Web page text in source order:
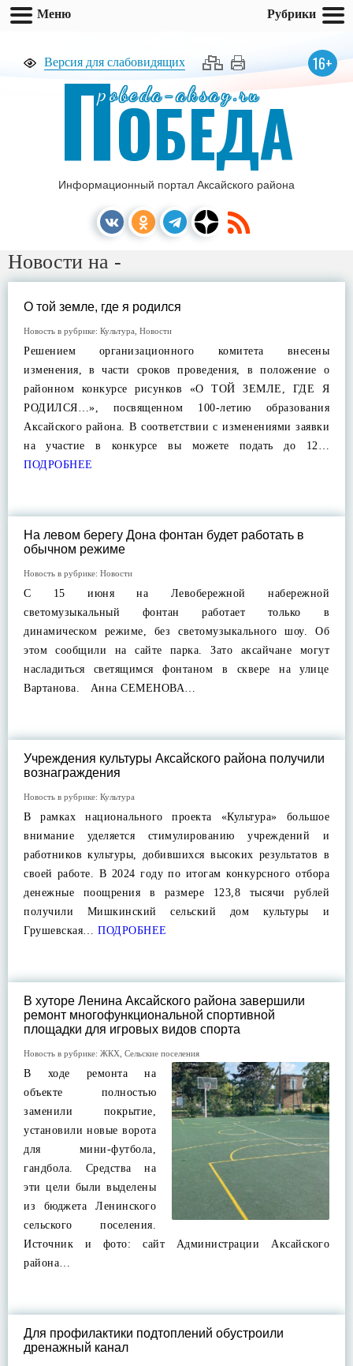
Версия для слабовидящих 16+
pobeda-aksay.ru
ПОБЕДА
Информационный портал Аксайского района
Новости на -
О той земле, где я родился
Новость в рубрике: Культура Новости
Решением организационного комитета внесены
изменения, в части сроков проведения, в положение о
районном конкурсе рисунков «О ТОЙ ЗЕМЛЕ, ГДЕ Я
РОДИЛСЯ…», посвященном 100-летию образования
Аксайского района. В соответствии с изменениями заявки
на участие в конкурсе вы можете подать до 12…
ПОДРОБНЕЕ
На левом берегу Дона фонтан будет работать в
обычном режиме
Новость в рубрике: Новости
С 15 июня на Левобережной набережной
светомузыкальный фонтан работает только в
динамическом режиме, без светомузыкального шоу. Об
этом сообщили на сайте парка. Зато аксайчане могут
насладиться светящимся фонтаном в сквере на улице
Вартанова. Анна СЕМЕНОВА…
Учреждения культуры Аксайского района получили
вознаграждения
Новость в рубрике: Культура
В рамках национального проекта «Культура» большое
внимание уделяется стимулированию учреждений и
работников культуры, добившихся высоких результатов в
своей работе. В 2024 году по итогам конкурсного отбора
денежные поощрения в размере 123,8 тысячи рублей
получили Мишкинский сельский дом культуры и
Грушевская… ПОДРОБНЕЕ
В хуторе Ленина Аксайского района завершили
ремонт многофункциональной спортивной
площадки для игровых видов спорта
Новость в рубрике: ЖКХ Сельские поселения
В ходе ремонта на
объекте полностью
заменили покрытие,
установили новые ворота
для мини-футбола,
гандбола. Средства на
эти цели были выделены
из бюджета Ленинского
сельского поселения.
Источник и фото: сайт Администрации Аксайского
района…
Для профилактики подтоплений обустроили
дренажный канал
Меню Рубрики